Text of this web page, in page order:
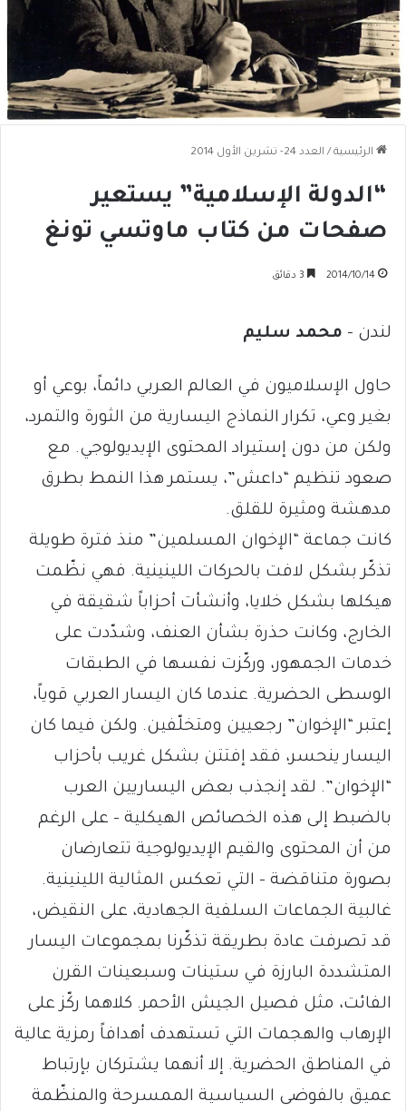
الرئيسية / العدد 24- تشرين الأول 2014
“الدولة الإسلامية” يستعير
صفحات من كتاب ماوتسي تونغ
2014/10/14
لندن – محمد سليم
حاول الإسلاميون في العالم العربي دائماً، بوعي أو
بغير وعي، تكرار النماذج اليسارية من الثورة والتمرد،
ولكن من دون إستيراد المحتوى الإيديولوجي. مع
صعود تنظيم “داعش”، يستمر هذا النمط بطرق
مدهشة ومثيرة للقلق.
كانت جماعة “الإخوان المسلمين” منذ فترة طويلة
تذكّر بشكل لافت بالحركات اللينينية. فهي نظّمت
هيكلها بشكل خلايا، وأنشأت أحزاباً شقيقة في
الخارج، وكانت حذرة بشأن العنف، وشدّدت على
خدمات الجمهور، وركّزت نفسها في الطبقات
الوسطى الحضرية. عندما كان اليسار العربي قوياً،
إعتبر “الإخوان” رجعيين ومتخلّفين. ولكن فيما كان
اليسار ينحسر، فقد إفتتن بشكل غريب بأحزاب
“الإخوان”. لقد إنجذب بعض اليساريين العرب
بالضبط إلى هذه الخصائص الهيكلية – على الرغم
من أن المحتوى والقيم الإيديولوجية تتعارضان
بصورة متناقضة – التي تعكس المثالية اللينينية.
غالبية الجماعات السلفية الجهادية، على النقيض،
قد تصرفت عادة بطريقة تذكّرنا بمجموعات اليسار
المتشددة البارزة في ستينات وسبعينات القرن
الفائت، مثل فصيل الجيش الأحمر. كلاهما ركّز على
الإرهاب والهجمات التي تستهدف أهدافاً رمزية عالية
في المناطق الحضرية. إلا أنهما يشتركان بإرتباط
عميق بالفوضى السياسية الممسرحة والمنظّمة